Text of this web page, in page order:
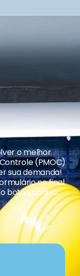
o melhor
(PMOC)
sua demanda!
no final
botão abaixo.